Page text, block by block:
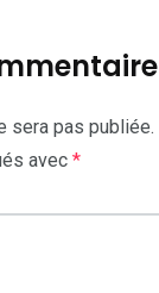
sera pas publiée.
avec *